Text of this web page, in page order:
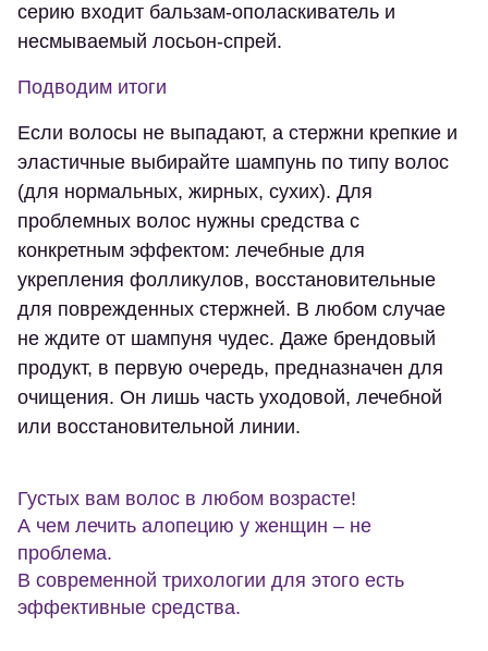
серию входит бальзам-ополаскиватель и
несмываемый лосьон-спрей.
Подводим итоги
Если волосы не выпадают, а стержни крепкие и
эластичные выбирайте шампунь по типу волос
(для нормальных, жирных, сухих). Для
проблемных волос нужны средства с
конкретным эффектом: лечебные для
укрепления фолликулов, восстановительные
для поврежденных стержней. В любом случае
не ждите от шампуня чудес. Даже брендовый
продукт, в первую очередь, предназначен для
очищения. Он лишь часть уходовой, лечебной
или восстановительной линии.
Густых вам волос в любом возрасте!
А чем лечить алопецию у женщин – не
проблема.
В современной трихологии для этого есть
эффективные средства.